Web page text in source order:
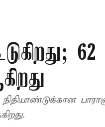
நிதியாண்டுக்கான